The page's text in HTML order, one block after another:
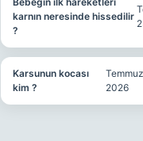
karnın neresinde hissedilir
?
Karsunun kocası
kim ?
2026